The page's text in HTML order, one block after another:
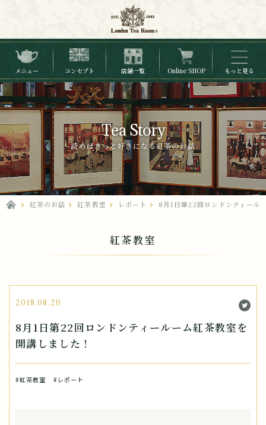
メニュー コンセプト 店舗一覧 Online SHOP もっと見る
Tea Story
読めばきっと好きになる紅茶のお話
紅茶のお話 紅茶教室 レポート 8月1日第22回ロンドンティール
紅茶教室
2018.08.20
8月1日第22回ロンドンティールーム紅茶教室を
開講しました！
#紅茶教室 #レポート